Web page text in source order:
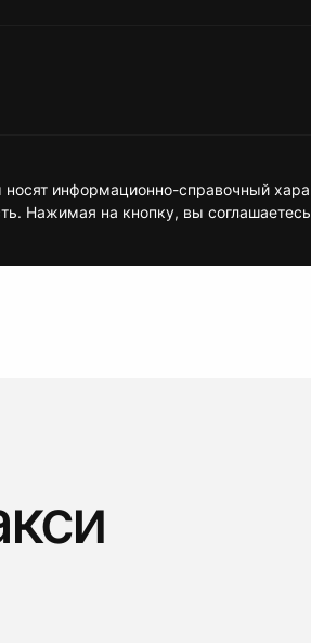
носят информационно-справочный
Нажимая на кнопку, вы